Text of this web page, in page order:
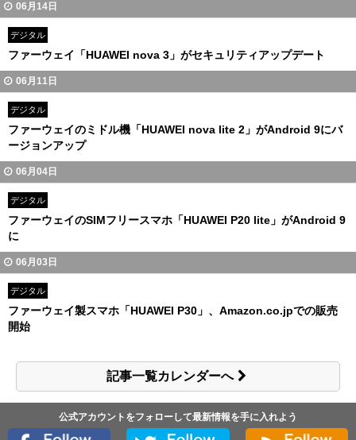
06月14日
デジタル
ファーウェイ「HUAWEI nova 3」がセキュリティアップデート
06月11日
デジタル
ファーウェイのミドル機「HUAWEI nova lite 2」がAndroid 9にバ
ージョンアップ
06月04日
デジタル
ファーウェイのSIMフリースマホ「HUAWEI P20 lite」がAndroid 9
に
06月03日
デジタル
ファーウェイ製スマホ「HUAWEI P30」、Amazon.co.jpでの販売
開始
記事一覧カレンダーへ
公式アカウントをフォローして最新情報を手に入れよう